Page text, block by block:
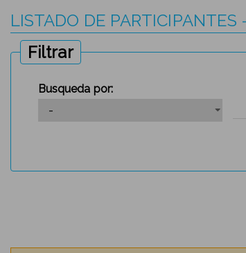
LISTADO DE
Filtrar
Busqueda por: